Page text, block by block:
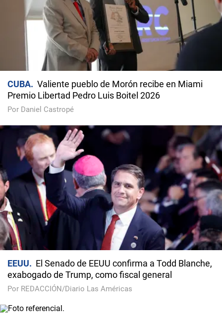
CUBA
Valiente pueblo de Morón recibe en Miami
Premio Libertad Pedro Luis Boitel 2026
Por Daniel Castropé
EEUU
El Senado de EEUU confirma a Todd Blanche,
exabogado de Trump, como fiscal general
Por REDACCIÓN/Diario Las Américas